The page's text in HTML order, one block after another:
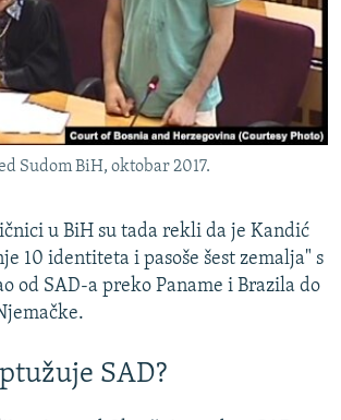
Sudom BiH, oktobar 2017.
u BiH su tada rekli da je Kandić
10 identiteta i pasoše šest zemalja" s
od SAD-a preko Paname i Brazila do
SAD?